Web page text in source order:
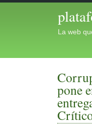
La web
pone